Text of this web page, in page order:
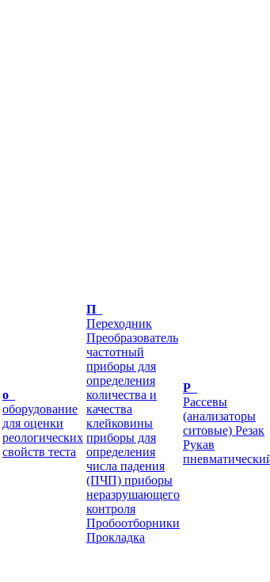
о
оборудование
для оценки
реологических
свойств теста
П
Переходник
Преобразователь
частотный
приборы для
определения
количества и
качества
клейковины
приборы для
определения
числа падения
(ПЧП) приборы
неразрушающего
контроля
Пробоотборники
Прокладка
Р
Рассевы
(анализаторы
ситовые) Резак
Рукав